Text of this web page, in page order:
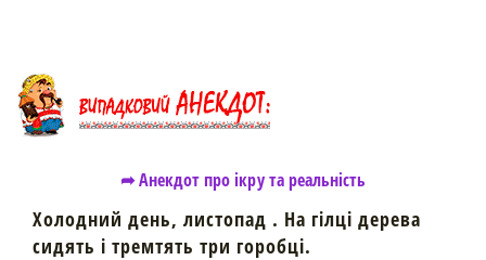
➦ Анекдот про ікру та реальність
Холодний день, листопад . На гілці дерева
сидять і тремтять три горобці.